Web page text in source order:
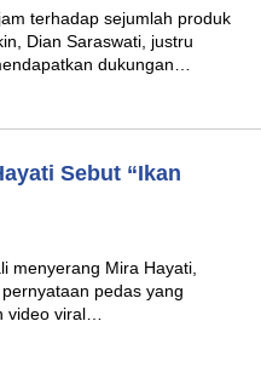
terhadap sejumlah produk
Dian Saraswati, justru
dukungan…
Sebut “Ikan
menyerang Mira Hayati,
pedas yang
video viral…